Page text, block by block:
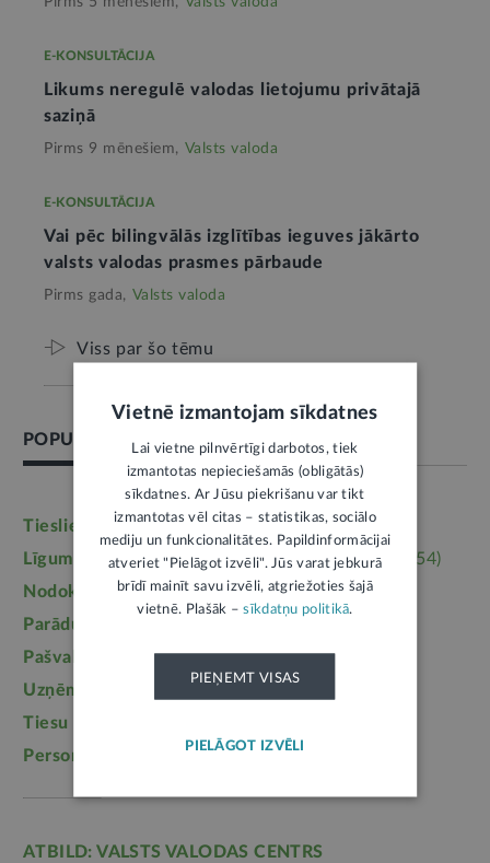
E-KONSULTĀCIJA
Likums neregulē valodas lietojumu privātajā
saziņā
Pirms 9 mēnešiem, Valsts valoda
E-KONSULTĀCIJA
Vai pēc bilingvālās izglītības ieguves jākārto
valsts valodas prasmes pārbaude
Pirms gada, Valsts valoda
Viss par šo tēmu
POPULĀRĀKĀS TĒMAS
Tieslietas (6246) Darba tiesības(5764)
Līgumi, dokumenti(5364) Īpašumtiesības
(3954)
Nodokļi
(3710) Mājoklis(3142)
Parādu piedziņa
Pašvaldības
(2217) Uzturlīdzekļi(1457)
Uzņēmējdarbība
(1355)
Tiesu sistēma
Personas dati
(1052)
ATBILD: VALSTS VALODAS CENTRS
Vietnē izmantojam sīkdatnes
Lai vietne pilnvērtīgi darbotos, tiek
izmantotas nepieciešamās (obligātās)
sīkdatnes. Ar Jūsu piekrišanu var tikt
izmantotas vēl citas – statistikas, sociālo
mediju un funkcionalitātes. Papildinformācijai
atveriet "Pielāgot izvēli". Jūs varat jebkurā
brīdī mainīt savu izvēli, atgriežoties šajā
vietnē. Plašāk –sīkdatņu politikā.
PIEŅEMT VISAS
PIELĀGOT IZVĒLI